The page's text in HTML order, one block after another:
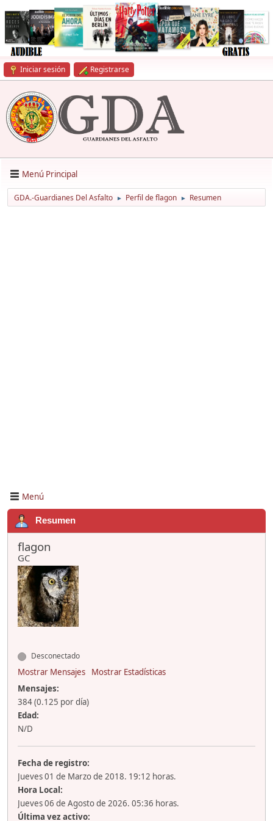
Iniciar sesión Registrarse
Menú Principal
GDA.-Guardianes Del Asfalto ► Perfil de flagon ► Resumen
Menú
Resumen
flagon
GC
Desconectado
Mostrar Mensajes
Mostrar Estadísticas
Mensajes:
384 (0.125 por día)
Edad:
N/D
Fecha de registro:
Jueves 01 de Marzo de 2018. 19:12 horas.
Hora Local:
Jueves 06 de Agosto de 2026. 05:36 horas.
Última vez activo: